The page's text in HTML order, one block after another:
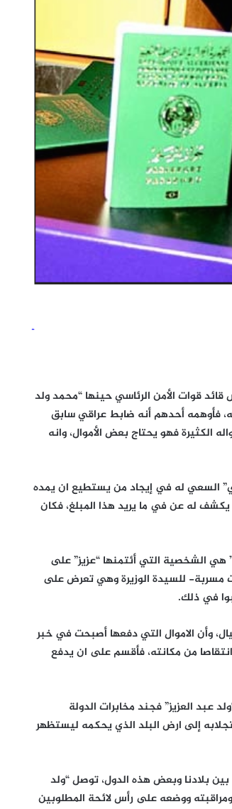
قائد قوات الأمن الرئاسي حينها “محمد ولد
فأوهمه أحدهم أنه ضابط عراقي سابق
الكثيرة فهو يحتاج بعض الأموال، وانه
السعي له في إيجاد من يستطيع ان يمده
ان يكشف له عن في ما يريد هذا المبلغ، فكان
هي الشخصية التي أئتمنها “عزيز” على
مسربة- للسيدة الوزيرة وهي تعرض على
في ذلك.
وأن الاموال التي دفعها أصبحت في خبر
من مكانته، فأقسم على ان يدفع
العزيز” فجند مخابرات الدولة
إلى ارض البلد الذي يحكمه ليستظهر
بين بلادنا وبعض هذه الدول، توصل “ولد
ووضعه على رأس لائحة المطلوبين